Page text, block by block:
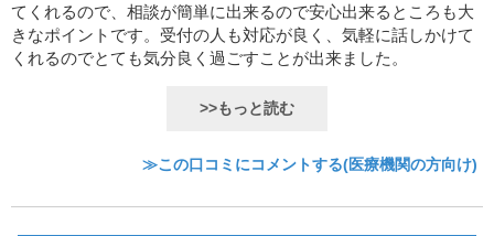
てくれるので、相談が簡単に出来るので安心出来るところも大
きなポイントです。受付の人も対応が良く、気軽に話しかけて
くれるのでとても気分良く過ごすことが出来ました。
>>もっと読む
≫この口コミにコメントする(医療機関の方向け)